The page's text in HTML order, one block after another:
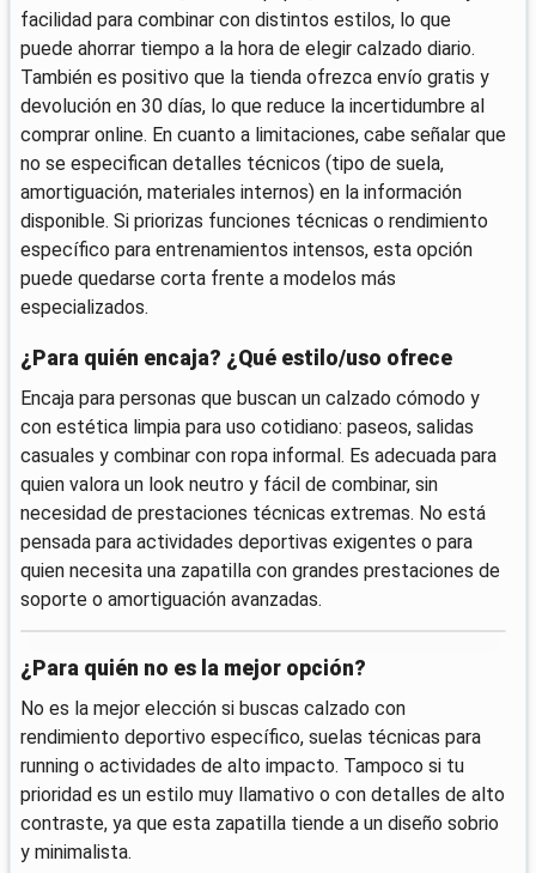
facilidad para combinar con distintos estilos, lo que
puede ahorrar tiempo a la hora de elegir calzado diario.
También es positivo que la tienda ofrezca envío gratis y
devolución en 30 días, lo que reduce la incertidumbre al
comprar online. En cuanto a limitaciones, cabe señalar que
no se especifican detalles técnicos (tipo de suela,
amortiguación, materiales internos) en la información
disponible. Si priorizas funciones técnicas o rendimiento
específico para entrenamientos intensos, esta opción
puede quedarse corta frente a modelos más
especializados.
¿Para quién encaja? ¿Qué estilo/uso ofrece
Encaja para personas que buscan un calzado cómodo y
con estética limpia para uso cotidiano: paseos, salidas
casuales y combinar con ropa informal. Es adecuada para
quien valora un look neutro y fácil de combinar, sin
necesidad de prestaciones técnicas extremas. No está
pensada para actividades deportivas exigentes o para
quien necesita una zapatilla con grandes prestaciones de
soporte o amortiguación avanzadas.
¿Para quién no es la mejor opción?
No es la mejor elección si buscas calzado con
rendimiento deportivo específico, suelas técnicas para
running o actividades de alto impacto. Tampoco si tu
prioridad es un estilo muy llamativo o con detalles de alto
contraste, ya que esta zapatilla tiende a un diseño sobrio
y minimalista.